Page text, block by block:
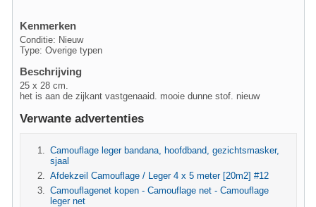
Kenmerken
Conditie: Nieuw
Type: Overige typen
Beschrijving
25 x 28 cm.
het is aan de zijkant vastgenaaid. mooie dunne stof. nieuw
Verwante advertenties
Camouflage leger bandana, hoofdband, gezichtsmasker,
sjaal
Afdekzeil Camouflage / Leger 4 x 5 meter [20m2] #12
Camouflagenet kopen - Camouflage net - Camouflage
leger net